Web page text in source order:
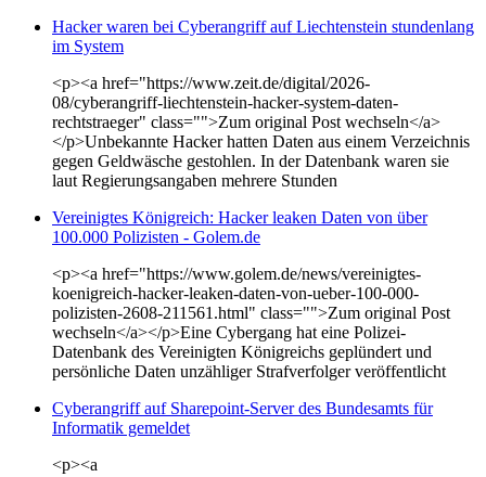
Hacker waren bei Cyberangriff auf Liechtenstein stundenlang
im System
<p><a href="https://www.zeit.de/digital/2026-
08/cyberangriff-liechtenstein-hacker-system-daten-
rechtstraeger" class="">Zum original Post wechseln</a>
</p>Unbekannte Hacker hatten Daten aus einem Verzeichnis
gegen Geldwäsche gestohlen. In der Datenbank waren sie
laut Regierungsangaben mehrere Stunden
Vereinigtes Königreich: Hacker leaken Daten von über
100.000 Polizisten - Golem.de
<p><a href="https://www.golem.de/news/vereinigtes-
koenigreich-hacker-leaken-daten-von-ueber-100-000-
polizisten-2608-211561.html" class="">Zum original Post
wechseln</a></p>Eine Cybergang hat eine Polizei-
Datenbank des Vereinigten Königreichs geplündert und
persönliche Daten unzähliger Strafverfolger veröffentlicht
Cyberangriff auf Sharepoint-Server des Bundesamts für
Informatik gemeldet
<p><a